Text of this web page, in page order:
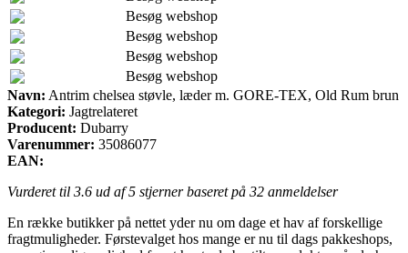
Besøg webshop
Besøg webshop
Besøg webshop
Besøg webshop
Navn: Antrim chelsea støvle, læder m. GORE-TEX, Old Rum brun
Kategori: Jagtrelateret
Producent: Dubarry
Varenummer: 35086077
EAN:
Vurderet til 3.6 ud af 5 stjerner baseret på 32 anmeldelser
En række butikker på nettet yder nu om dage et hav af forskellige
fragtmuligheder. Førstevalget hos mange er nu til dags pakkeshops,